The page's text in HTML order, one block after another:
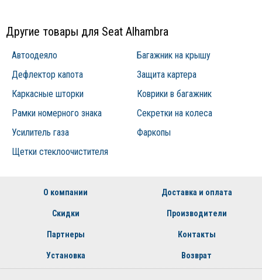
Другие товары для Seat Alhambra
Автоодеяло
Багажник на крышу
Дефлектор капота
Защита картера
Каркасные шторки
Коврики в багажник
Рамки номерного знака
Секретки на колеса
Усилитель газа
Фаркопы
Щетки стеклоочистителя
О компании Доставка и оплата
Скидки Производители
Партнеры Контакты
Установка Возврат